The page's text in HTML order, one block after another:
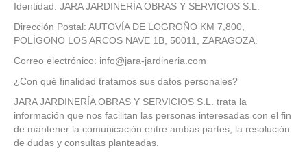
Identidad: JARA JARDINERÍA OBRAS Y SERVICIOS S.L.
Dirección Postal: AUTOVÍA DE LOGROÑO KM 7,800,
POLÍGONO LOS ARCOS NAVE 1B, 50011, ZARAGOZA.
Correo electrónico: info@jara-jardineria.com
¿Con qué finalidad tratamos sus datos personales?
JARA JARDINERÍA OBRAS Y SERVICIOS S.L. trata la
información que nos facilitan las personas interesadas con el fin
de mantener la comunicación entre ambas partes, la resolución
de dudas y consultas planteadas.